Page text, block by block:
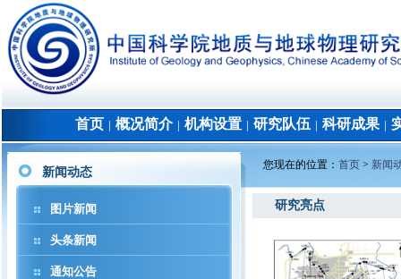
首页 概况简介│ 机构设置 研究队伍 科研成果│
新闻动态
图片新闻
头条新闻
通知公告
您现在的位置： 首页 > 新闻
研究亮点